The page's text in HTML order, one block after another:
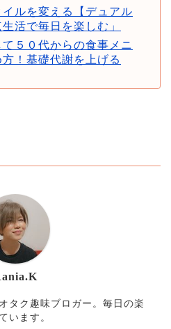
ルを変える【デュアル
活で毎日を楽しむ」
５０代からの食事メニ
！基礎代謝を上げる
タク趣味ブロガー。毎日の楽
います。